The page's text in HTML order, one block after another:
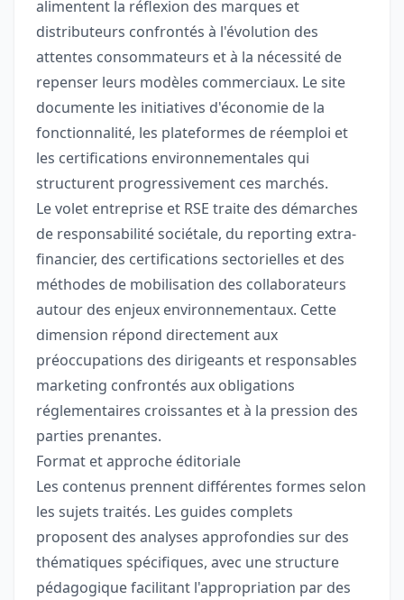
alimentent la réflexion des marques et
distributeurs confrontés à l'évolution des
attentes consommateurs et à la nécessité de
repenser leurs modèles commerciaux. Le site
documente les initiatives d'économie de la
fonctionnalité, les plateformes de réemploi et
les certifications environnementales qui
structurent progressivement ces marchés.
Le volet entreprise et RSE traite des démarches
de responsabilité sociétale, du reporting extra-
financier, des certifications sectorielles et des
méthodes de mobilisation des collaborateurs
autour des enjeux environnementaux. Cette
dimension répond directement aux
préoccupations des dirigeants et responsables
marketing confrontés aux obligations
réglementaires croissantes et à la pression des
parties prenantes.
Format et approche éditoriale
Les contenus prennent différentes formes selon
les sujets traités. Les guides complets
proposent des analyses approfondies sur des
thématiques spécifiques, avec une structure
pédagogique facilitant l'appropriation par des